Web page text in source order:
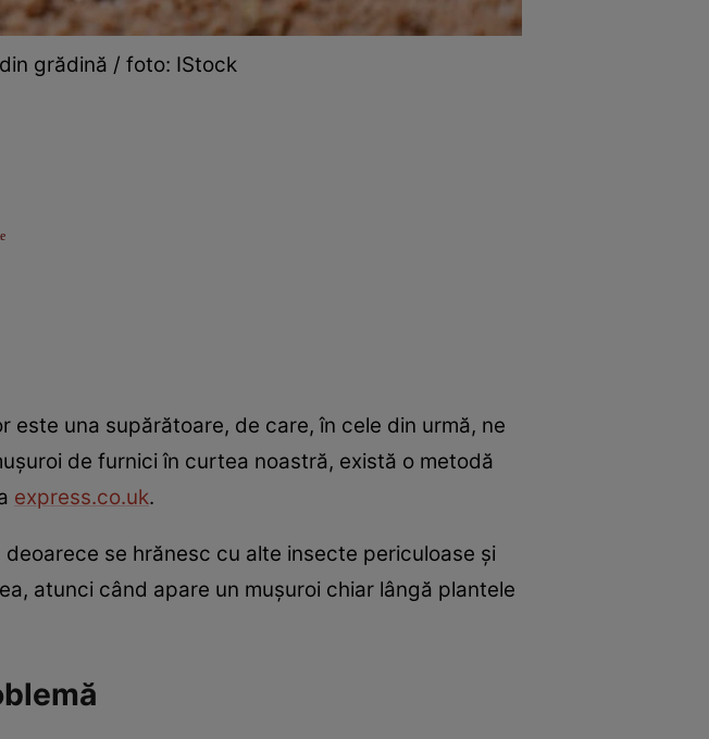
grădină / foto: IStock
una supărătoare, de care, în cele din urmă, ne
de furnici în curtea noastră, există o metodă
express.co.uk.
se hrănesc cu alte insecte periculoase și
atunci când apare un mușuroi chiar lângă plantele